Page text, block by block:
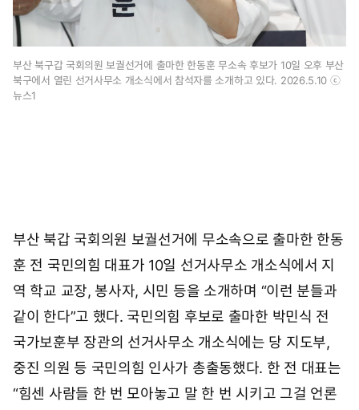
부산 북구갑 국회의원 보궐선거에 출마한 한동훈 무소속 후보가 10일 오후 부산
북구에서 열린 선거사무소 개소식에서 참석자를 소개하고 있다. 2026.5.10 ⓒ
뉴스1
부산 북갑 국회의원 보궐선거에 무소속으로 출마한 한동
훈 전 국민의힘 대표가 10일 선거사무소 개소식에서 지
역 학교 교장, 봉사자, 시민 등을 소개하며 “이런 분들과
같이 한다”고 했다. 국민의힘 후보로 출마한 박민식 전
국가보훈부 장관의 선거사무소 개소식에는 당 지도부,
중진 의원 등 국민의힘 인사가 총출동했다. 한 전 대표는
“힘센 사람들 한 번 모아놓고 말 한 번 시키고 그걸 언론